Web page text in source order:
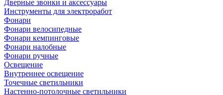
Дверные звонки и аксессуары
Инструменты для электроработ
Фонари
Фонари велосипедные
Фонари кемпинговые
Фонари налобные
Фонари ручные
Освещение
Внутреннее освещение
Точечные светильники
Настенно-потолочные светильники